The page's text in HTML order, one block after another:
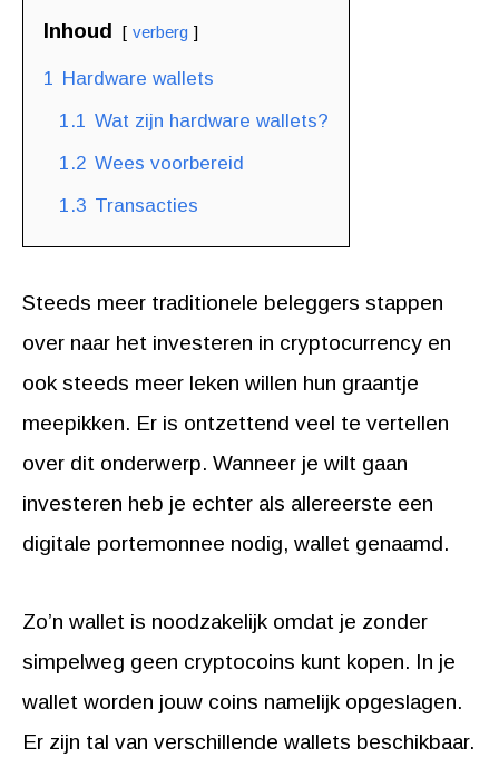
Inhoud verberg
1 Hardware wallets
1.1 Wat zijn hardware wallets?
1.2 Wees voorbereid
1.3 Transacties
Steeds meer traditionele beleggers stappen
over naar het investeren in cryptocurrency en
ook steeds meer leken willen hun graantje
meepikken. Er is ontzettend veel te vertellen
over dit onderwerp. Wanneer je wilt gaan
investeren heb je echter als allereerste een
digitale portemonnee nodig, wallet genaamd.
Zo’n wallet is noodzakelijk omdat je zonder
simpelweg geen cryptocoins kunt kopen. In je
wallet worden jouw coins namelijk opgeslagen.
Er zijn tal van verschillende wallets beschikbaar.